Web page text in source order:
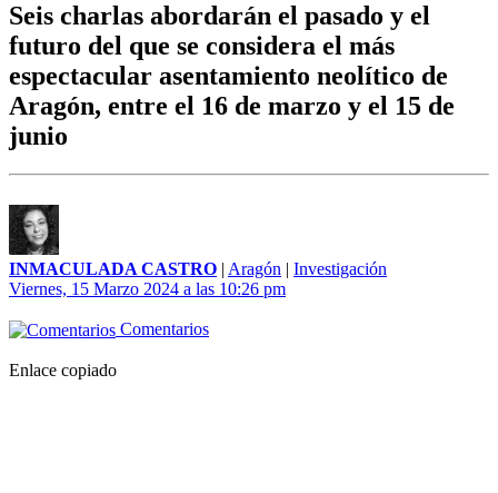
Seis charlas abordarán el pasado y el
futuro del que se considera el más
espectacular asentamiento neolítico de
Aragón, entre el 16 de marzo y el 15 de
junio
INMACULADA CASTRO | Aragón | Investigación
Viernes, 15 Marzo 2024 a las 10:26 pm
Comentarios
Enlace copiado